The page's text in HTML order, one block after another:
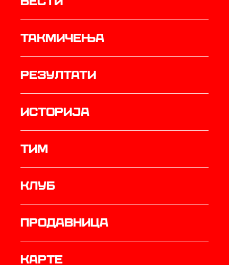
Такмичења
резултати
историја
ТИМ
Клуб
продавница
Карте